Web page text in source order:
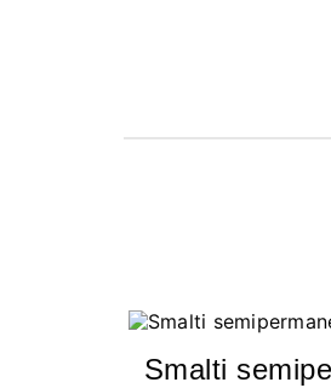
Smalti